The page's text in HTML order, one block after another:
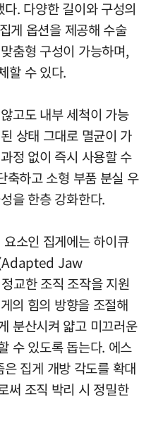
. 다양한 길이와 구성의
게 옵션을 제공해 수술
춤형 구성이 가능하며,
할 수 있다.
고도 내부 세척이 가능
상태 그대로 멸균이 가
정 없이 즉시 사용할 수
축하고 소형 부품 분실 우
을 한층 강화한다.
소인 집게에는 하이큐
(Adapted Jaw
교한 조직 조작을 지원
의 힘의 방향을 조절해
분산시켜 얇고 미끄러운
수 있도록 돕는다. 에스
집게 개방 각도를 확대
써 조직 박리 시 정밀한